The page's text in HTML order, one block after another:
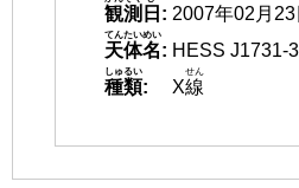
観測 日 : 2007年02月
天体名
てんたいめい
: HESS J1731-
種類
しゅるい
: X線
せん